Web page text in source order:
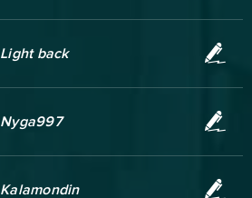
Light back
Nyga997
Kalamondin